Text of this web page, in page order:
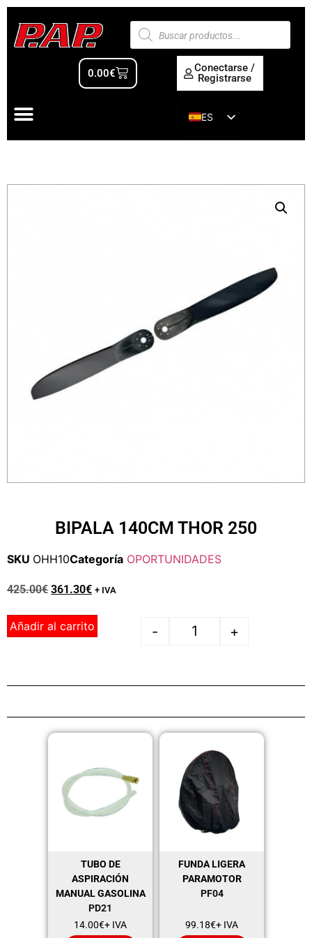
0.00€
Conectarse /
Registrarse
ES
EN
BIPALA 140CM THOR 250
SKU OHH10Categoría OPORTUNIDADES
425.00€ 361.30€ + IVA
- +
Añadir al carrito
TUBO DE
ASPIRACIÓN
MANUAL GASOLINA
PD21
14.00€+ IVA
FUNDA LIGERA
PARAMOTOR
PF04
99.18€+ IVA